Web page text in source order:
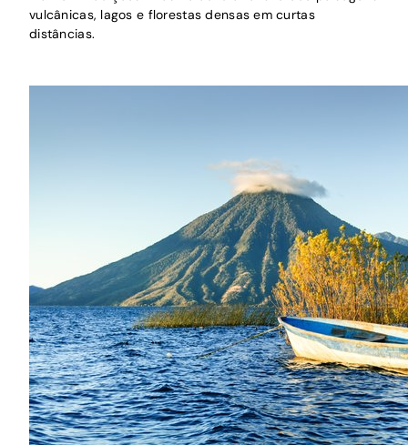
vulcânicas, lagos e florestas densas em curtas
distâncias.